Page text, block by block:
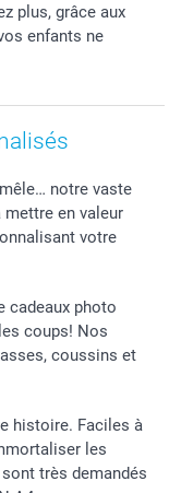
plus, grâce aux
enfants ne
notre vaste
en valeur
votre
cadeaux photo
coups! Nos
coussins et
histoire. Faciles à
les
très demandés